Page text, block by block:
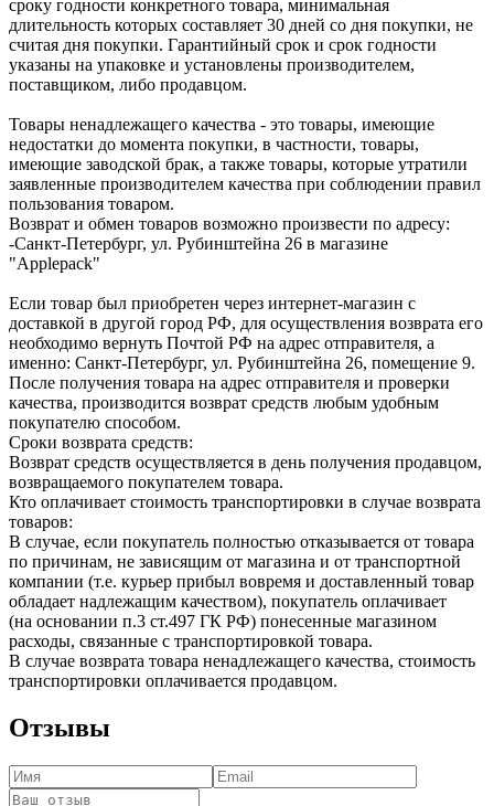
сроку годности конкретного товара, минимальная
длительность которых составляет 30 дней со дня покупки, не
считая дня покупки. Гарантийный срок и срок годности
указаны на упаковке и установлены производителем,
поставщиком, либо продавцом.
Товары ненадлежащего качества - это товары, имеющие
недостатки до момента покупки, в частности, товары,
имеющие заводской брак, а также товары, которые утратили
заявленные производителем качества при соблюдении правил
пользования товаром.
Возврат и обмен товаров возможно произвести по адресу:
-Санкт-Петербург, ул. Рубинштейна 26 в магазине
"Applepack"
Если товар был приобретен через интернет-магазин с
доставкой в другой город РФ, для осуществления возврата его
необходимо вернуть Почтой РФ на адрес отправителя, а
именно: Санкт-Петербург, ул. Рубинштейна 26, помещение 9.
После получения товара на адрес отправителя и проверки
качества, производится возврат средств любым удобным
покупателю способом.
Сроки возврата средств:
Возврат средств осуществляется в день получения продавцом,
возвращаемого покупателем товара.
Кто оплачивает стоимость транспортировки в случае возврата
товаров:
В случае, если покупатель полностью отказывается от товара
по причинам, не зависящим от магазина и от транспортной
компании (т.е. курьер прибыл вовремя и доставленный товар
обладает надлежащим качеством), покупатель оплачивает
(на основании п.3 ст.497 ГК РФ) понесенные магазином
расходы, связанные с транспортировкой товара.
В случае возврата товара ненадлежащего качества, стоимость
транспортировки оплачивается продавцом.
Отзывы